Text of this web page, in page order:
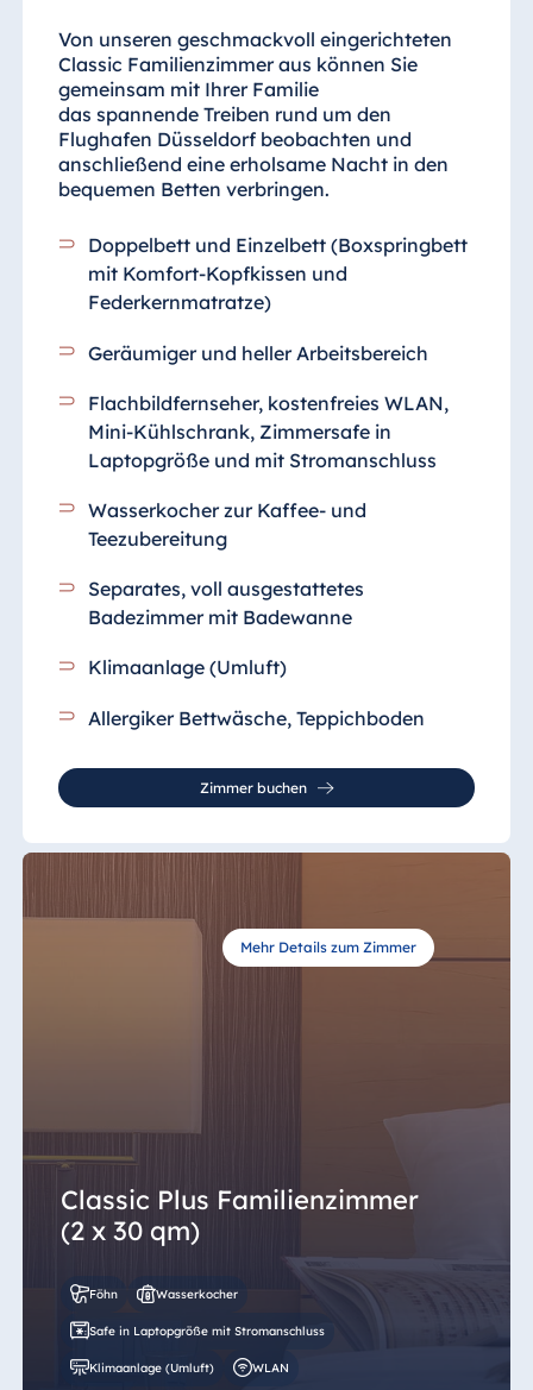
Von unseren geschmackvoll eingerichteten
Classic Familienzimmer aus können Sie
gemeinsam mit Ihrer Familie
das spannende Treiben rund um den
Flughafen Düsseldorf beobachten und
anschließend eine erholsame Nacht in den
bequemen Betten verbringen.
Doppelbett und Einzelbett (Boxspringbett
mit Komfort-Kopfkissen und
Federkernmatratze)
Geräumiger und heller Arbeitsbereich
Flachbildfernseher, kostenfreies WLAN,
Mini-Kühlschrank, Zimmersafe in
Laptopgröße und mit Stromanschluss
Wasserkocher zur Kaffee- und
Teezubereitung
Separates, voll ausgestattetes
Badezimmermit Badewanne
Klimaanlage (Umluft)
Allergiker Bettwäsche, Teppichboden
Zimmer buchen
Mehr Details zum Zimmer
Classic Plus Familienzimmer
(2 x 30 qm)
Föhn Wasserkocher
Safe in Laptopgröße mit Stromanschluss
Klimaanlage (Umluft) WLAN